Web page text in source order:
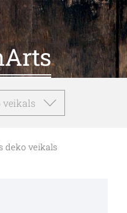
veikals
deko veikals